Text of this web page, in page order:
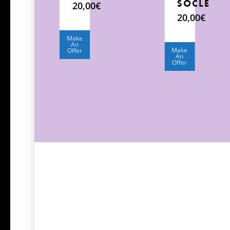
20,00€
Make
An
Offer
socle
20,00€
Make
An
Offer